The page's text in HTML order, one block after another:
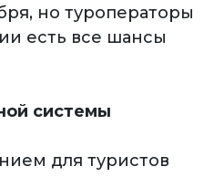
но туроператоры
есть все шансы
системы
для туристов